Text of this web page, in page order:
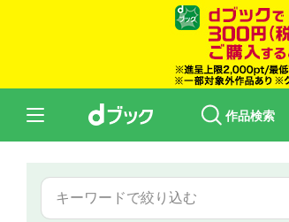
作品検索